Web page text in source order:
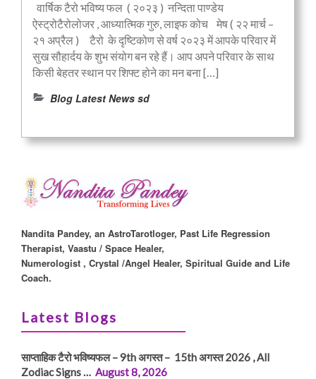
वार्षिक टैरो भविष्य फल ( २०२३ ) नन्दिता पाण्डेय
ऐस्ट्रोटैरोलोजर , आध्यात्मिक गुरु, लाइफ कोच मेष ( २२ मार्च –
२१ अप्रैल ) टैरो के दृष्टिकोण से वर्ष २०२३ में आपके परिवार में
सुख सौहार्दय के शुभ संयोग बन रहे हैं। आप अपने परिवार के साथ
किसी बेहतर स्थान पर शिफ्ट होने का मन बना […]
Blog Latest News sd
Nandita Pandey, an AstroTarotloger, Past Life Regression
Therapist, Vaastu / Space Healer,
Numerologist , Crystal /Angel Healer, Spiritual Guide and Life
Coach.
Latest Blogs
साप्ताहिक टैरो भविष्यफल – 9th अगस्त – 15th अगस्त 2026 , All
Zodiac Signs … August 8, 2026